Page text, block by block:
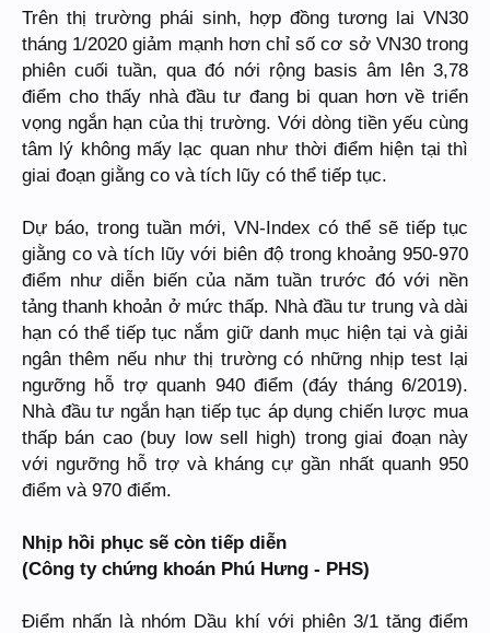
Trên thị trường phái sinh, hợp đồng tương lai VN30
tháng 1/2020 giảm mạnh hơn chỉ số cơ sở VN30 trong
phiên cuối tuần, qua đó nới rộng basis âm lên 3,78
điểm cho thấy nhà đầu tư đang bi quan hơn về triển
vọng ngắn hạn của thị trường. Với dòng tiền yếu cùng
tâm lý không mấy lạc quan như thời điểm hiện tại thì
giai đoạn giằng co và tích lũy có thể tiếp tục.
Dự báo, trong tuần mới, VN-Index có thể sẽ tiếp tục
giằng co và tích lũy với biên độ trong khoảng 950-970
điểm như diễn biến của năm tuần trước đó với nền
tảng thanh khoản ở mức thấp. Nhà đầu tư trung và dài
hạn có thể tiếp tục nắm giữ danh mục hiện tại và giải
ngân thêm nếu như thị trường có những nhịp test lại
ngưỡng hỗ trợ quanh 940 điểm (đáy tháng 6/2019).
Nhà đầu tư ngắn hạn tiếp tục áp dụng chiến lược mua
thấp bán cao (buy low sell high) trong giai đoạn này
với ngưỡng hỗ trợ và kháng cự gần nhất quanh 950
điểm và 970 điểm.
Nhịp hồi phục sẽ còn tiếp diễn
(Công ty chứng khoán Phú Hưng - PHS)
Điểm nhấn là nhóm Dầu khí với phiên 3/1 tăng điểm